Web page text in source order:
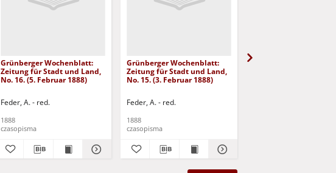
Grünberger Wochenblatt:
Zeitung für Stadt und Land,
No. 16. (5. Februar 1888)
Feder, A. - red.
1888
czasopisma
Grünberger Wochenblatt:
Zeitung für Stadt und Land,
No. 15. (3. Februar 1888)
Feder, A. - red.
1888
czasopisma